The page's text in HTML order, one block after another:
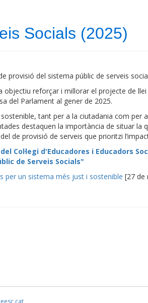
Socials (2025)
provisió del sistema públic de serveis
reforçar i millorar el projecte de
del Parlament al gener de 2025.
tant per a la ciutadania com per
destaquen la importància de situar la
de provisió de serveis que prioritzi
Col·legi d'Educadores i Educadors
de Serveis Socials"
per un sistema més just i sostenible [27 de